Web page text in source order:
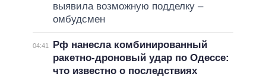
выявила возможную подделку –
омбудсмен
04:41
Рф нанесла комбинированный
ракетно-дроновый удар по Одессе:
что известно о последствиях